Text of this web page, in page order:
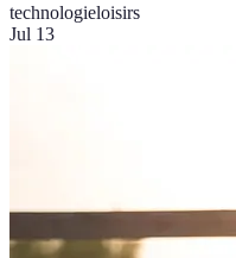
technologieloisirs
Jul 13